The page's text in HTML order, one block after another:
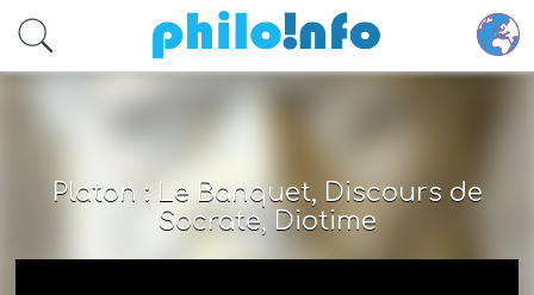
Accéder au contenu principal
Platon : Le Banquet, Discours de
Socrate, Diotime